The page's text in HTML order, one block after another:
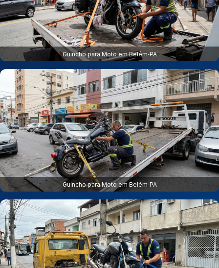
Guincho para Moto em Belém‑PA
Guincho para Moto em Belém‑PA